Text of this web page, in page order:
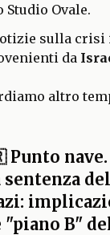
Ovale.
sulla crisi
da
altro
nave.
B"